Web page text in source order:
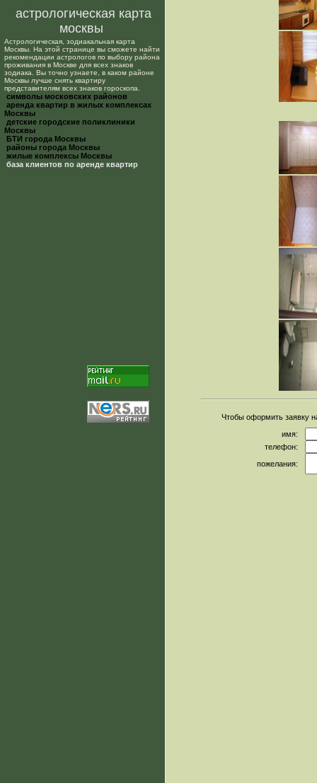
астрологическая карта
москвы
Астрологическая, зодиакальная карта
Москвы. На этой странице вы сможете найти
рекомендации астрологов по выбору района
проживания в Москве для всех знаков
зодиака. Вы точно узнаете, в каком районе
Москвы лучше снять квартиру
представителям всех знаков гороскопа.
cимволы московских районов
аренда квартир в жилых комплексах
Москвы
детские городские поликлиники
Москвы
БТИ города Москвы
районы города Москвы
жилые комплексы Москвы
база клиентов по аренде квартир
Чтобы оформить заявку
имя:
телефон:
пожелания: